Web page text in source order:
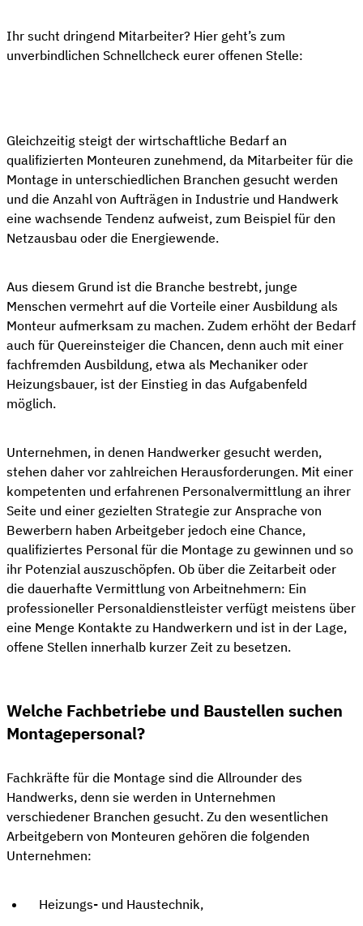
Ihr sucht dringend Mitarbeiter? Hier geht’s zum
unverbindlichen Schnellcheck eurer offenen Stelle:
Gleichzeitig steigt der wirtschaftliche Bedarf an
qualifizierten Monteuren zunehmend, da Mitarbeiter für die
Montage in unterschiedlichen Branchen gesucht werden
und die Anzahl von Aufträgen in Industrie und Handwerk
eine wachsende Tendenz aufweist, zum Beispiel für den
Netzausbau oder die Energiewende.
Aus diesem Grund ist die Branche bestrebt, junge
Menschen vermehrt auf die Vorteile einer Ausbildung als
Monteur aufmerksam zu machen. Zudem erhöht der Bedarf
auch für Quereinsteiger die Chancen, denn auch mit einer
fachfremden Ausbildung, etwa als Mechaniker oder
Heizungsbauer, ist der Einstieg in das Aufgabenfeld
möglich.
Unternehmen, in denen Handwerker gesucht werden,
stehen daher vor zahlreichen Herausforderungen. Mit einer
kompetenten und erfahrenen Personalvermittlung an ihrer
Seite und einer gezielten Strategie zur Ansprache von
Bewerbern haben Arbeitgeber jedoch eine Chance,
qualifiziertes Personal für die Montage zu gewinnen und so
ihr Potenzial auszuschöpfen. Ob über die Zeitarbeit oder
die dauerhafte Vermittlung von Arbeitnehmern: Ein
professioneller Personaldienstleister verfügt meistens über
eine Menge Kontakte zu Handwerkern und ist in der Lage,
offene Stellen innerhalb kurzer Zeit zu besetzen.
Welche Fachbetriebe und Baustellen suchen
Montagepersonal?
Fachkräfte für die Montage sind die Allrounder des
Handwerks, denn sie werden in Unternehmen
verschiedener Branchen gesucht. Zu den wesentlichen
Arbeitgebern von Monteuren gehören die folgenden
Unternehmen:
Heizungs- und Haustechnik,